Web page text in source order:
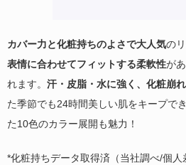
カバー力と化粧持ちのよさで大人気の
表情に合わせてフィットする柔軟性が
れます。 汗・皮脂・水に強く、化粧崩
た季節でも24時間美しい肌をキープで
た10色のカラー展開も魅力！
*化粧持ちデータ取得済（当社調べ/個人